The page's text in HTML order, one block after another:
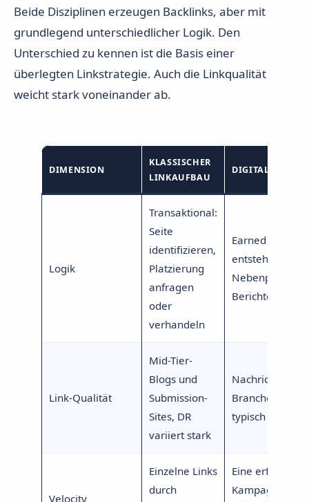
Beide Disziplinen erzeugen Backlinks, aber mit
grundlegend unterschiedlicher Logik. Den
Unterschied zu kennen ist die Basis einer
überlegten Linkstrategie. Auch die Linkqualität
weicht stark voneinander ab.
DIMENSION
KLASSISCHER
LINKAUFBAU
DIGITAL PR
Logik
Transaktional:
Seite
identifizieren,
Platzierung
anfragen
oder
verhandeln
Earned Media:
entstehen als
Nebenprodukt
Link-Qualität
Mid-Tier-
Blogs und
Submission-
Sites, DR
variiert stark
Nachrichten-
typisch DR 60
Velocity
Einzelne Links
durch
Eine
Kampagne